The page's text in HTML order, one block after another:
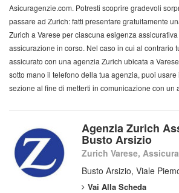
Asicuragenzie.com. Potresti scoprire gradevoli
passare ad Zurich: fatti presentare gratuitamente
Zurich a Varese per ciascuna esigenza
assicurazione in corso. Nel caso in cui al contrario
assicurato con una agenzia Zurich ubicata a
sotto mano il telefono della tua agenzia, puoi
sezione al fine di metterti in comunicazione con un
Agenzia Zurich
Busto Arsizio
Zurich Varese,
Busto Arsizio, Viale
Vai Alla Scheda